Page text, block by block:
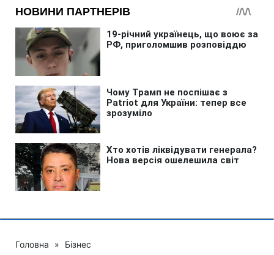
Головна » Бізнес